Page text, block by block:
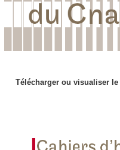
Télécharger ou visualiser le